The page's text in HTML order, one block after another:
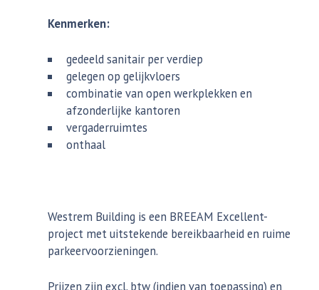
Kenmerken:
gedeeld sanitair per verdiep
gelegen op gelijkvloers
combinatie van open werkplekken en
afzonderlijke kantoren
vergaderruimtes
onthaal
Westrem Building is een BREEAM Excellent-
project met uitstekende bereikbaarheid en ruime
parkeervoorzieningen.
Prijzen zijn excl. btw (indien van toepassing) en